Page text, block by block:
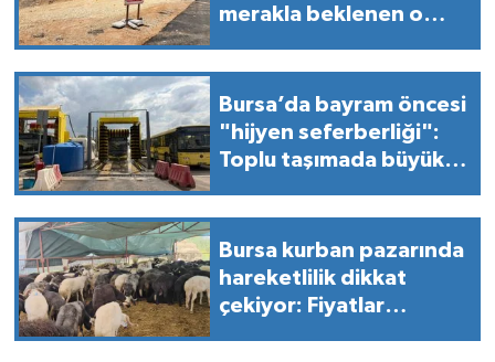
merakla beklenen o
Bursa’da bayram öncesi
"hijyen seferberliği":
Toplu taşımada büyük
Bursa kurban pazarında
hareketlilik dikkat
çekiyor: Fiyatlar